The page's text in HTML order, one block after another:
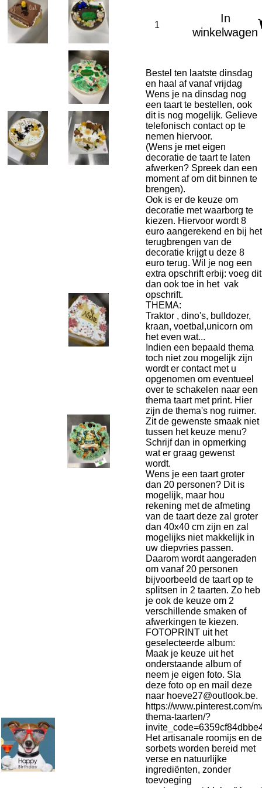
In
winkelwagen
Bestel ten laatste dinsdag
en haal af vanaf vrijdag
Wens je na dinsdag nog
een taart te bestellen, ook
dit is nog mogelijk. Gelieve
telefonisch contact op te
nemen hiervoor.
(Wens je met eigen
decoratie de taart te laten
afwerken? Spreek dan een
moment af om dit binnen te
brengen).
Ook is er de keuze om
decoratie met waarborg te
kiezen. Hiervoor wordt 8
euro aangerekend en bij het
terugbrengen van de
decoratie krijgt u deze 8
euro terug. Wil je nog een
extra opschrift erbij: voeg dit
dan ook toe in het vak
opschrift.
THEMA:
Traktor , dino's, bulldozer,
kraan, voetbal,unicorn om
het even wat...
Indien een bepaald thema
toch niet zou mogelijk zijn
wordt er contact met u
opgenomen om eventueel
over te schakelen naar een
thema taart met print. Hier
zijn de thema's nog ruimer.
Zit de gewenste smaak niet
tussen het keuze menu?
Schrijf dan in opmerking
wat er graag gewenst
wordt.
Wens je een taart groter
dan 20 personen? Dit is
mogelijk, maar hou
rekening met de afmeting
van de taart deze zal groter
dan 40x40 cm zijn en zal
mogelijks niet makkelijk in
uw diepvries passen.
Daarom wordt aangeraden
om vanaf 20 personen
bijvoorbeeld de taart op te
splitsen in 2 taarten. Zo heb
je ook de keuze om 2
verschillende smaken of
afwerkingen te kiezen.
FOTOPRINT uit het
geselecteerde album:
Maak je keuze uit het
onderstaande album of
neem je eigen foto. Sla
deze foto op en mail deze
naar hoeve27@outlook.be.
https://www.pinterest.com/
thema-taarten/?
Het artisanale roomijs en de
sorbets worden bereid met
verse en natuurlijke
ingrediënten, zonder
toevoeging